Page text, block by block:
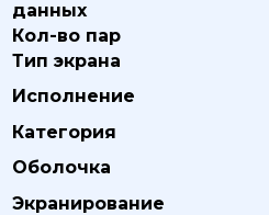
данных
Кол-во пар
Тип экрана
Исполнение
Категория
Оболочка
Экранирование